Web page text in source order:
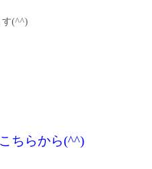
す(^^)
ちらから(^^)